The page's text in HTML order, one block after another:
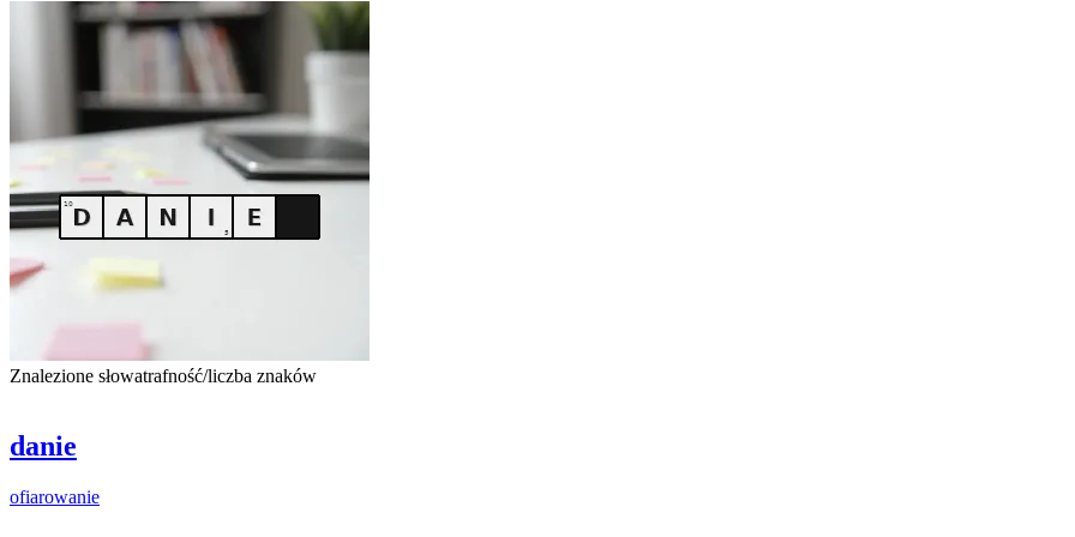
Znalezione słowatrafność/liczba znaków
danie
ofiarowanie